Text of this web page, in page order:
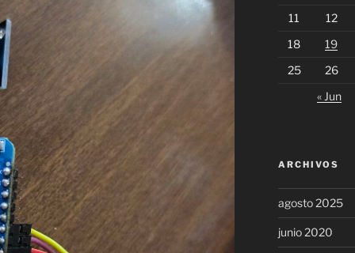
11
12
18
19
25
26
« Jun
ARCHIVOS
agosto 2025
junio 2020